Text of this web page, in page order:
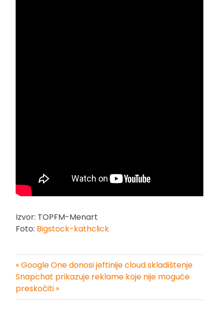
Izvor: TOPFM-Menart
Foto: Bigstock-kathclick
Kretanje
članka
« Google One donosi jeftinije cloud skladištenje
Snapchat prikazuje reklame koje nije moguće
preskočiti »